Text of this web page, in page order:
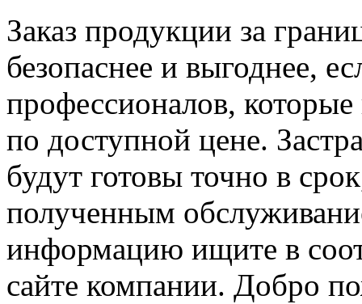
Заказ продукции за
безопаснее и выгоднее,
профессионалов,
по доступной цене.
будут готовы точно в
полученным
информацию ищите в
сайте компании. Добро